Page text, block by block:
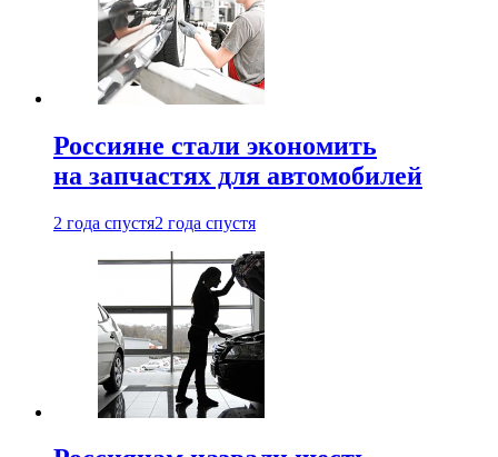
Россияне стали экономить
на запчастях для автомобилей
2 года спустя2 года спустя